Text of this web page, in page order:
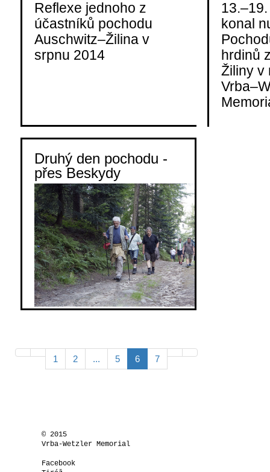
Reflexe jednoho z
účastníků pochodu
Auschwitz–Žilina v
srpnu 2014
konal
hrdinů
Žiliny v
Druhý den pochodu -
přes Beskydy
foto © Jindřich Buxbaum
1 2 ... 5 6 7
© 2015
Vrba-Wetzler Memorial
Facebook